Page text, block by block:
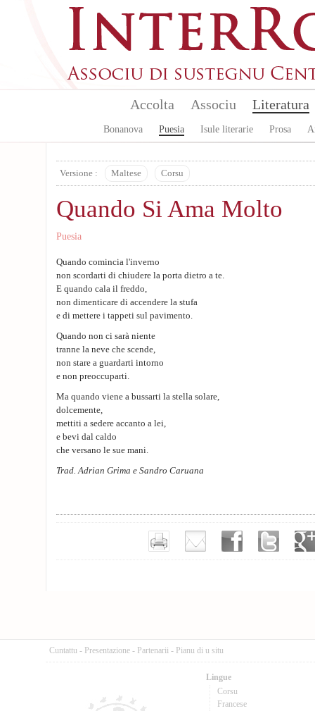
Accolta Associu Literatura
Bonanova Puesia Isule literarie Prosa
Versione : Maltese Corsu
Quando Si Ama Molto
Puesia
Quando comincia l'inverno
non scordarti di chiudere la porta dietro a te.
E quando cala il freddo,
non dimenticare di accendere la stufa
e di mettere i tappeti sul pavimento.
Quando non ci sarà niente
tranne la neve che scende,
non stare a guardarti intorno
e non preoccuparti.
Ma quando viene a bussarti la stella solare,
dolcemente,
mettiti a sedere accanto a lei,
e bevi dal caldo
che versano le sue mani.
Trad. Adrian Grima e Sandro Caruana
Cuntattu - Presentazione - Partenarii - Pianu di u situ
Lingue
Corsu
Francese